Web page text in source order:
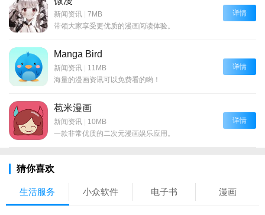
新闻资讯 | 7MB
带领大家享受更优质的漫画阅读体验。
详情
Manga Bird
新闻资讯 | 11MB
海量的漫画资讯可以免费看的哟！
详情
苞米漫画
新闻资讯 | 10MB
一款非常优质的二次元漫画娱乐应用。
详情
猜你喜欢
生活服务 小众软件 电子书 漫画